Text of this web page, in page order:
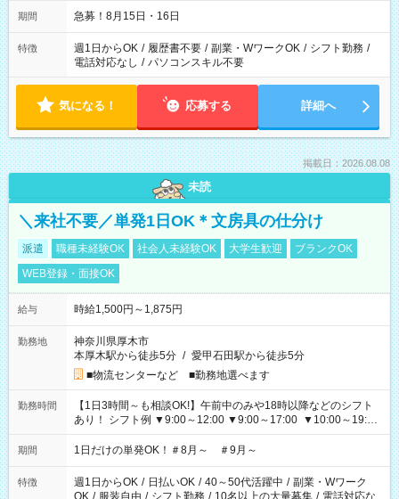
期間 急募！8月15日・16日
特徴 週1日からOK / 履歴書不要 / 副業・WワークOK / シフト勤務 /
電話対応なし / パソコンスキル不要
気になる！ 応募する 詳細へ
掲載日：2026.08.08
未読
＼来社不要／単発1日OK＊文房具の仕分け
派遣 職種未経験OK 社会人未経験OK 大学生歓迎
ブランクOK
WEB登録・面接OK
給与 時給1,500円～1,875円
勤務地
神奈川県厚木市
本厚木駅から徒歩5分 / 愛甲石田駅から徒歩5分
■物流センターなど ■勤務地選べます
勤務時間
【1日3時間～も相談OK!】午前中のみや18時以降などのシフト
あり！ シフト例 ▼9:00～12:00 ▼9:00～17:00 ▼10:00～19:00
▼18:00～21:00
期間 1日だけの単発OK！＃8月～ ＃9月～
特徴 週1日からOK / 日払いOK / 40～50代活躍中 / 副業・Wワーク
OK / 服装自由 / シフト勤務 / 10名以上の大量募集 / 電話対応な